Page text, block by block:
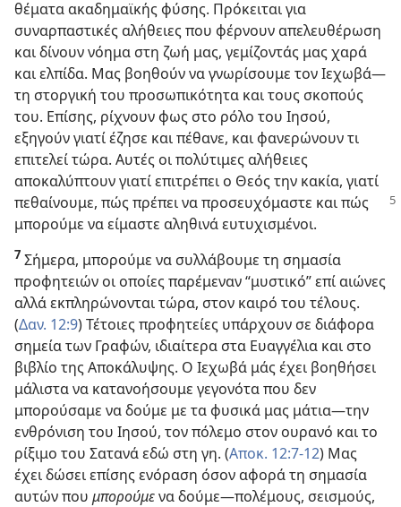
θέματα ακαδημαϊκής φύσης. Πρόκειται για
συναρπαστικές αλήθειες που φέρνουν απελευθέρωση
και δίνουν νόημα στη ζωή μας, γεμίζοντάς μας χαρά
και ελπίδα. Μας βοηθούν να γνωρίσουμε τον Ιεχωβά​—
τη στοργική του προσωπικότητα και τους σκοπούς
του. Επίσης, ρίχνουν φως στο ρόλο του Ιησού,
εξηγούν γιατί έζησε και πέθανε, και φανερώνουν τι
επιτελεί τώρα. Αυτές οι πολύτιμες αλήθειες
αποκαλύπτουν γιατί επιτρέπει ο Θεός την κακία, γιατί
πεθαίνουμε, πώς πρέπει να προσευχόμαστε και πώς
μπορούμε να είμαστε αληθινά ευτυχισμένοι.
7 Σήμερα, μπορούμε να συλλάβουμε τη σημασία
προφητειών οι οποίες παρέμεναν “μυστικό” επί αιώνες
αλλά εκπληρώνονται τώρα, στον καιρό του τέλους.
(Δαν. 12:9) Τέτοιες προφητείες υπάρχουν σε διάφορα
σημεία των Γραφών, ιδιαίτερα στα Ευαγγέλια και στο
βιβλίο της Αποκάλυψης. Ο Ιεχωβά μάς έχει βοηθήσει
μάλιστα να κατανοήσουμε γεγονότα που δεν
μπορούσαμε να δούμε με τα φυσικά μας μάτια​—την
ενθρόνιση του Ιησού, τον πόλεμο στον ουρανό και το
ρίξιμο του Σατανά εδώ στη γη. (Αποκ. 12:7-12) Μας
έχει δώσει επίσης ενόραση όσον αφορά τη σημασία
αυτών που μπορούμενα δούμε​—πολέμους, σεισμούς,